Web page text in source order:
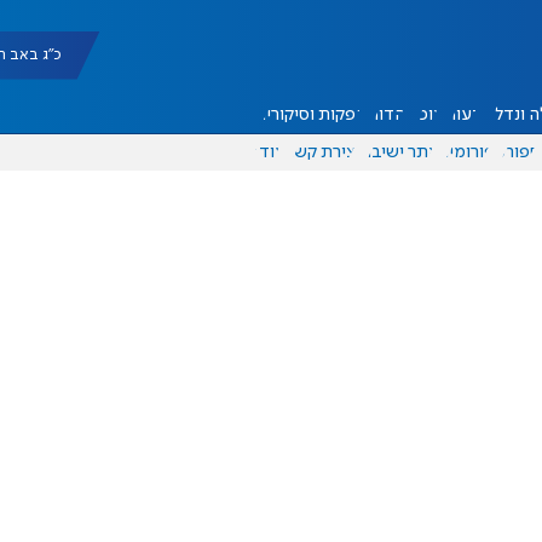
כ"ג באב תשפ"ו
ונדל"ן דעות אוכל יהדות הפקות וסיקורים
ספורט פורומים אתר ישיבה יצירת קשר עוד